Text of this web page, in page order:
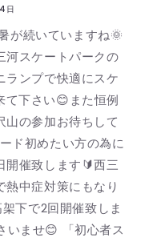
日
が続いていますね🌞
河スケートパークの
ランプで快適にスケ
て下さい😊また恒例
の参加お待ちして
ド初めたい方の為に
開催致します🔰西三
中症対策にもなり
下で2回開催致しま
いませ😊 「初心者ス